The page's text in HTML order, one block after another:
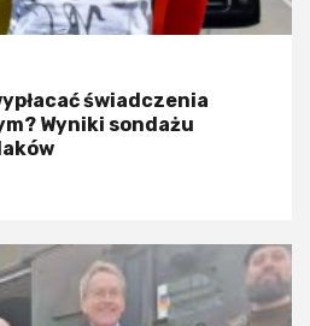
świadczenia
Wyniki sondażu